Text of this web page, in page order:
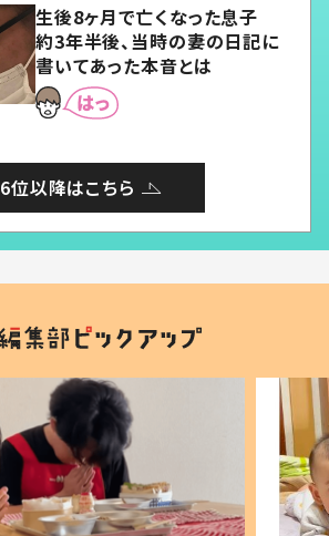
生後8ヶ月で亡くなった息子
約3年半後、当時の妻の日記に
書いてあった本音とは
6位以降はこちら